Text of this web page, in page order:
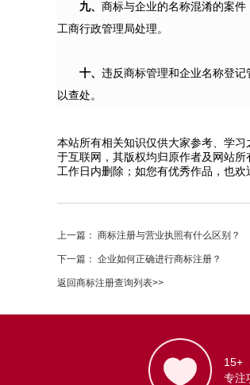
九、 商标与企业的名称混淆的案
工商行政管理局处理。
十、 违反商标管理和企业名称登
以查处。
本站所有相关知识仅供大家参考、学
于互联网，其版权均归原作者及网站
工作日内删除；如您有优秀作品，也欢
上一篇： 商标注册与营业执照有什么区别？
下一篇： 企业如何正确进行商标注册？
返回商标注册查询列表>>
15+
专注